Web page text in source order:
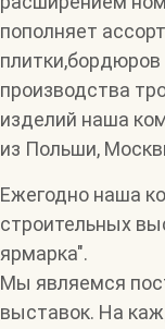
пополняет
производства
изделий наша
из Польши,
Ежегодно наша
строительных
ярмарка".
Мы являемся
выставок. На